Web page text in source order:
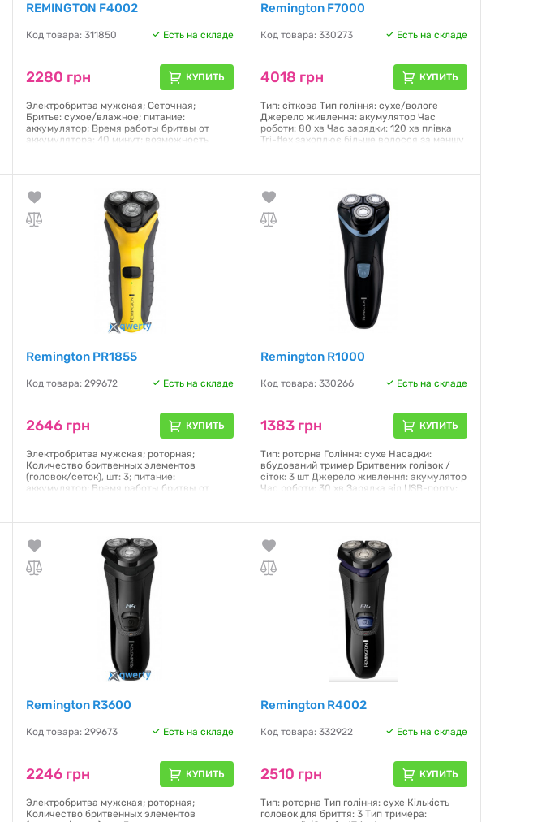
REMINGTON F4002
Код товара: 311850 Есть на складе
2280 грн КУПИТЬ
Электробритва мужская; Сеточная;
Бритье: сухое/влажное; питание:
аккумулятор; Время работы бритвы от
аккумулятора: 40 минут; возможность
Гарантия:12 месяцев
Remington F7000
Код товара: 330273 Есть на складе
4018 грн КУПИТЬ
Тип: сіткова Тип гоління: сухе/вологе
Джерело живлення: акумулятор Час
роботи: 80 хв Час зарядки: 120 хв плівка
Tri-flex захоплює більше волосся за меншу
розташованих волосків 3-ступінчастий
12 месяцев
Remington PR1855
Код товара: 299672 Есть на складе
2646 грн КУПИТЬ
Электробритва мужская; роторная;
Количество бритвенных элементов
(головок/сеток), шт: 3; питание:
аккумулятор; Время работы бритвы от
бритье; Насадки: встроенный триммер,
12 месяцев
Remington R1000
Код товара: 330266 Есть на складе
1383 грн КУПИТЬ
Тип: роторна Гоління: сухе Насадки:
вбудований тример Бритвених голівок /
сіток: 3 шт Джерело живлення: акумулятор
Час роботи: 30 хв Зарядка від USB-порту:
Remington R3600
Код товара: 299673 Есть на складе
2246 грн КУПИТЬ
Электробритва мужская; роторная;
Количество бритвенных элементов
Remington R4002
Код товара: 332922 Есть на складе
2510 грн КУПИТЬ
Тип: роторна Тип гоління: сухе Кількість
головок для бриття: 3 Тип тримера: